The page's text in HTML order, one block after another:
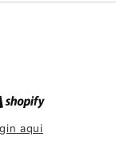
aqui